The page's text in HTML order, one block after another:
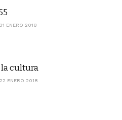
31 ENERO 2018
cultura
22 ENERO 2018